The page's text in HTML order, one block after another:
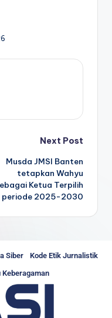
Next Post
Musda JMSI Banten
tetapkan Wahyu
Ketua Terpilih
periode 2025-2030
Siber
Kode Etik Jurnalistik
Keberagaman